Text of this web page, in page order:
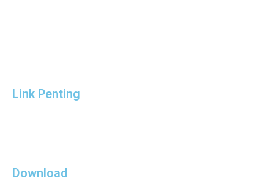
Link Penting
Download